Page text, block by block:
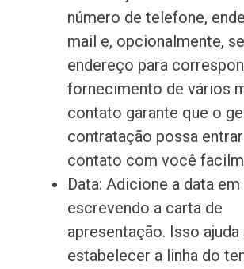
número de telefone,
mail e, opcionalmente,
endereço para
fornecimento de vários
contato garante que o
contratação possa
contato com você
Data: Adicione a data
escrevendo a carta de
apresentação. Isso ajuda
estabelecer a linha do